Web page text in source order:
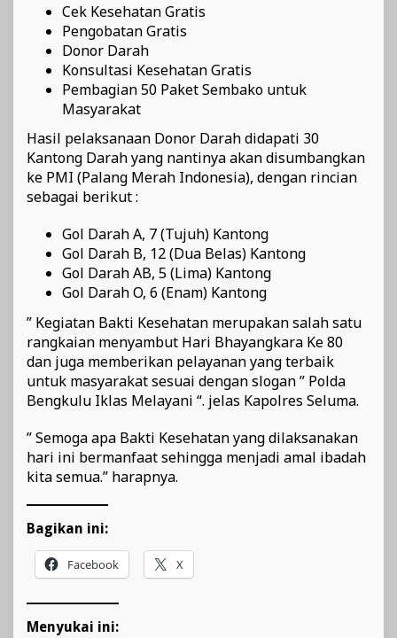
Cek Kesehatan Gratis
Pengobatan Gratis
Donor Darah
Konsultasi Kesehatan Gratis
Pembagian 50 Paket Sembako untuk
Masyarakat
Hasil pelaksanaan Donor Darah didapati 30
Kantong Darah yang nantinya akan disumbangkan
ke PMI (Palang Merah Indonesia), dengan rincian
sebagai berikut :
Gol Darah A, 7 (Tujuh) Kantong
Gol Darah B, 12 (Dua Belas) Kantong
Gol Darah AB, 5 (Lima) Kantong
Gol Darah O, 6 (Enam) Kantong
” Kegiatan Bakti Kesehatan merupakan salah satu
rangkaian menyambut Hari Bhayangkara Ke 80
dan juga memberikan pelayanan yang terbaik
untuk masyarakat sesuai dengan slogan ” Polda
Bengkulu Iklas Melayani “. jelas Kapolres Seluma.
” Semoga apa Bakti Kesehatan yang dilaksanakan
hari ini bermanfaat sehingga menjadi amal ibadah
kita semua.” harapnya.
Bagikan ini:
Facebook X
Menyukai ini: